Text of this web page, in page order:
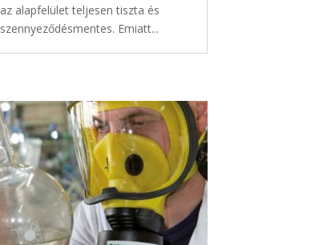
az alapfelület teljesen tiszta és
szennyeződésmentes. Emiatt...